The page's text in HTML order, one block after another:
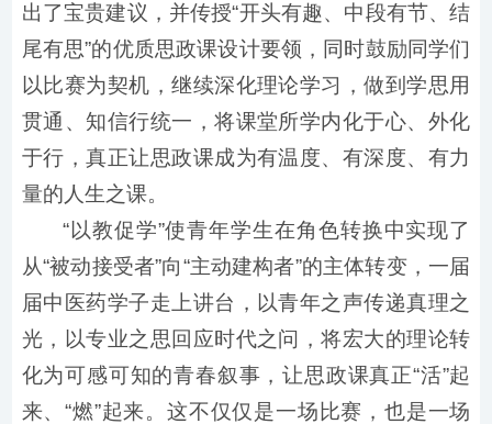
出了宝贵建议，并传授“开头有趣、中段有节、结
尾有思”的优质思政课设计要领，同时鼓励同学们
以比赛为契机，继续深化理论学习，做到学思用
贯通、知信行统一，将课堂所学内化于心、外化
于行，真正让思政课成为有温度、有深度、有力
量的人生之课。
“以教促学”使青年学生在角色转换中实现了
从“被动接受者”向“主动建构者”的主体转变，一届
届中医药学子走上讲台，以青年之声传递真理之
光，以专业之思回应时代之问，将宏大的理论转
化为可感可知的青春叙事，让思政课真正“活”起
来、“燃”起来。这不仅仅是一场比赛，也是一场